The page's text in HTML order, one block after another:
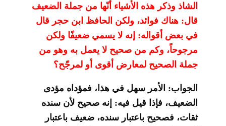
الشاذ وذكر هذه الأشياء أنّها من جملة الضعيف
قال: هناك فوائد، ولكن الحافظ ابن حجر قال
في بعض أقواله: إنه لا يسمي ضعيفًا ولكن
مرجوحاً، وكم من صحيح لا يعمل به وهو من
جملة الصحيح لمعارض أقوى أو لمرجّح؟
الجواب: الأمر سهل في هذا، فمؤداه مؤدى
الضعيف، فإذا قيل فيه: إنه صحيح لأن سنده
ثقات، فصحيح باعتبار سنده، ضعيف باعتبار